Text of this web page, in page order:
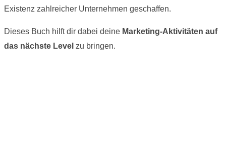
Existenz zahlreicher Unternehmen geschaffen.
Dieses Buch hilft dir dabei deine Marketing-Aktivitäten auf
das nächste Level zu bringen.